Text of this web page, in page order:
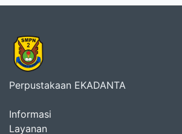
Perpustakaan EKADANTA
Informasi
Layanan